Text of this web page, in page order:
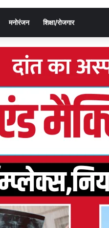
मनोरंजन शिक्षा/रोजगार